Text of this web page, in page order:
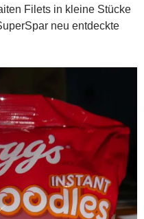
Filets in kleine Stücke
neu entdeckte